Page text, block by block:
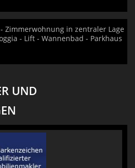
Zimmerwohnung in zentraler Lage
- Lift - Wannenbad - Parkhaus
UND